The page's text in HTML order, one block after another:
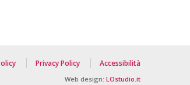
Privacy Policy Accessibilità
Web design: LOstudio.it